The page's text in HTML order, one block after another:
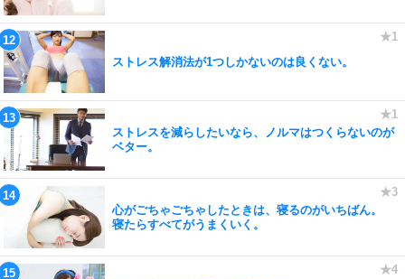
ストレス解消法が1つしかないのは良くない。
ストレスを減らしたいなら、ノルマはつくらないのが
ベター。
心がごちゃごちゃしたときは、寝るのがいちばん。
寝たらすべてがうまくいく。